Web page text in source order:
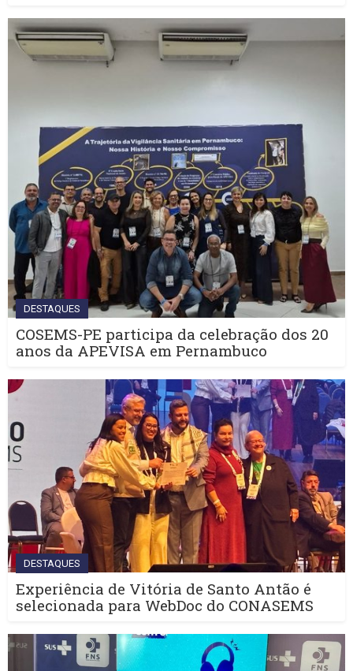
DESTAQUES
COSEMS-PE participa da celebração dos 20
anos da APEVISA em Pernambuco
DESTAQUES
Experiência de Vitória de Santo Antão é
selecionada para WebDoc do CONASEMS